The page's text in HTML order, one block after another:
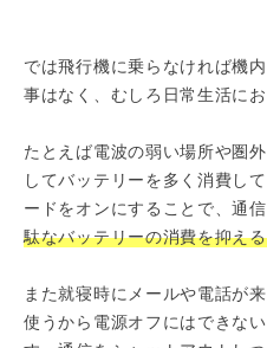
では飛行機に乗らなければ機
事はなく、むしろ日常生活に
たとえば電波の弱い場所や圏
してバッテリーを多く消費し
ードをオンにすることで、通
駄なバッテリーの消費を抑え
また就寝時にメールや電話が
使うから電源オフにはできな